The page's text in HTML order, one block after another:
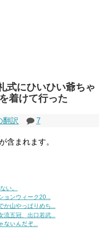
式にひいひい爺ちゃ
着けて行った
翻訳 7
含まれます。
い。
ョンウィーク20...
か山やっぱりめち...
流五冠、出口若武...
ないんだぞ...